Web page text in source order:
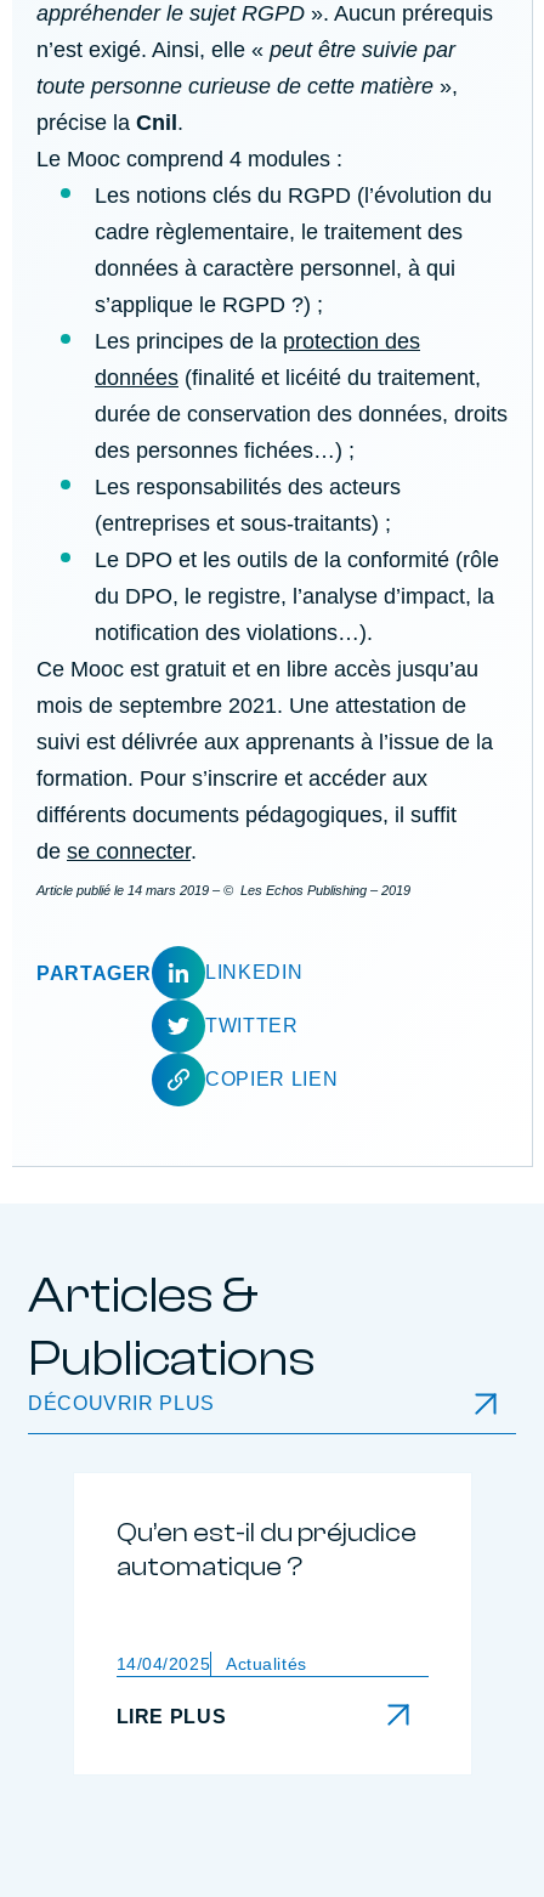
appréhender le sujet RGPD ». Aucun prérequis
n’est exigé. Ainsi, elle « peut être suivie par
toute personne curieuse de cette matière »,
précise la Cnil .
Le Mooc comprend 4 modules :
Les notions clés du RGPD (l’évolution du
cadre règlementaire, le traitement des
données à caractère personnel, à qui
s’applique le RGPD ?) ;
Les principes de la protection des
données (finalité et licéité du traitement,
durée de conservation des données, droits
des personnes fichées…) ;
Les responsabilités des acteurs
(entreprises et sous-traitants) ;
Le DPO et les outils de la conformité (rôle
du DPO, le registre, l’analyse d’impact, la
notification des violations…).
Ce Mooc est gratuit et en libre accès jusqu’au
mois de septembre 2021. Une attestation de
suivi est délivrée aux apprenants à l’issue de la
formation. Pour s’inscrire et accéder aux
différents documents pédagogiques, il suffit
de se connecter.
Article publié le 14 mars 2019 – © Les Echos Publishing – 2019
PARTAGER LINKEDIN
TWITTER
COPIER LIEN
Articles &
Publications
DÉCOUVRIR PLUS
Qu’en est-il du préjudice
automatique ?
14/04/2025 Actualités
LIRE PLUS